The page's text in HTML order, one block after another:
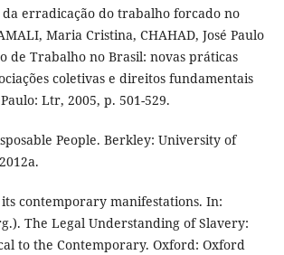
da erradicação do trabalho forcado no
Maria Cristina, CHAHAD, José Paulo
de Trabalho no Brasil: novas práticas
coletivas e direitos fundamentais
Ltr, 2005, p. 501-529.
People. Berkley: University of
its contemporary manifestations. In:
The Legal Understanding of Slavery:
to the Contemporary. Oxford: Oxford